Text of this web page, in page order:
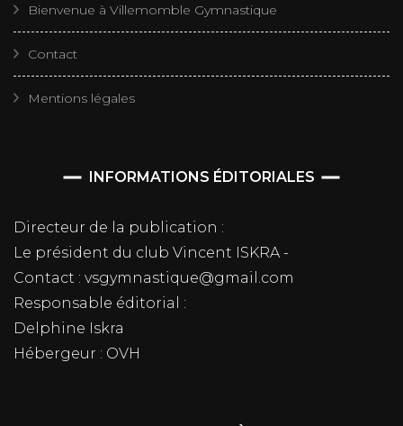
Bienvenue à Villemomble Gymnastique
Contact
Mentions légales
INFORMATIONS ÉDITORIALES
Directeur de la publication :
Le président du club Vincent ISKRA -
Contact : vsgymnastique@gmail.com
Responsable éditorial :
Delphine Iskra
Hébergeur : OVH